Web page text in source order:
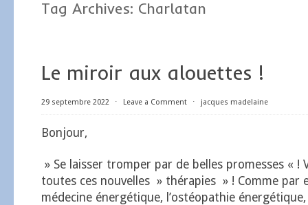
Tag Archives: Charlatan
Le miroir aux alouettes !
29 septembre 2022 ⋅ Leave a Comment ⋅ jacques madelaine
Bonjour,
» Se laisser tromper par de belles promesses « !
toutes ces nouvelles » thérapies » ! Comme par
médecine énergétique, l’ostéopathie